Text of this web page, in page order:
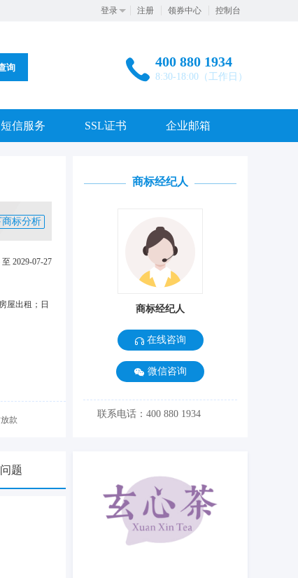
登录 注册 领券中心 控制台
询 400 880 1934
8:30-18:00（工作日）
短信服务 SSL证书 企业邮箱
标分析
至 2029-07-27
屋出租；日
款
题
商标经纪人
商标经纪人
在线咨询
微信咨询
联系电话：400 880 1934